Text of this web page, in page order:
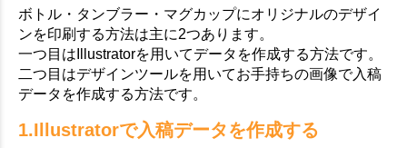
ボトル・タンブラー・マグカップにオリジナルのデザイ
ンを印刷する方法は主に2つあります。
一つ目はIllustratorを用いてデータを作成する方法です。
二つ目はデザインツールを用いてお手持ちの画像で入稿
データを作成する方法です。
1.Illustratorで入稿データを作成する